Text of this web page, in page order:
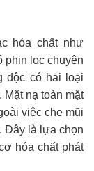
hóa chất như
phin lọc chuyên
độc có hai loại
Mặt nạ toàn mặt
việc che mũi
Đây là lựa chọn
hóa chất phát